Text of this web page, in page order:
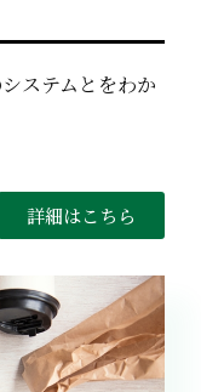
ステムとをわか
詳細はこちら